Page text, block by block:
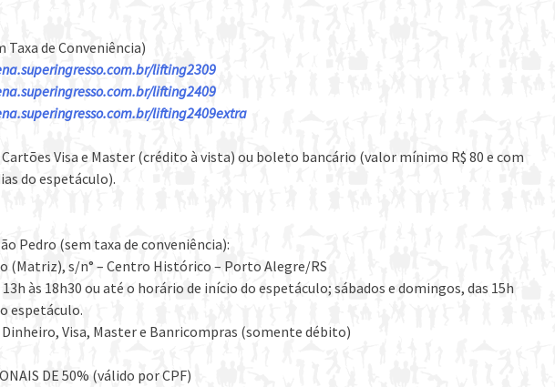
Taxa de Conveniência)
esso.com.br/lifting2309
esso.com.br/lifting2409
esso.com.br/lifting2409extra
Visa e Master (crédito à vista) ou boleto bancário (valor mínimo R$ 80 e com
do espetáculo).
Pedro (sem taxa de conveniência):
(Matriz), s/n° – Centro Histórico – Porto Alegre/RS
13h às 18h30 ou até o horário de início do espetáculo; sábados e domingos, das 15h
espetáculo.
Visa, Master e Banricompras (somente débito)
DE 50% (válido por CPF)